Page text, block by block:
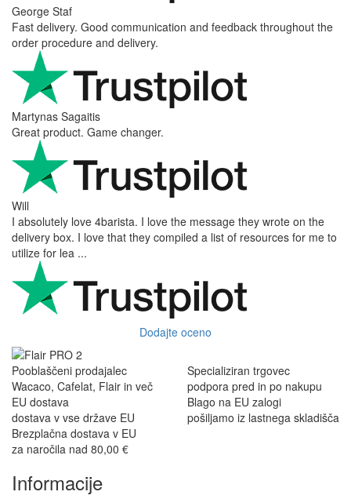
George Staf
Fast delivery. Good communication and feedback throughout the
order procedure and delivery.
Martynas Sagaitis
Great product. Game changer.
Will
I absolutely love 4barista. I love the message they wrote on the
delivery box. I love that they compiled a list of resources for me to
utilize for lea ...
Dodajte oceno
Pooblaščeni prodajalec
Wacaco, Cafelat, Flair in več
Specializiran trgovec
podpora pred in po nakupu
EU dostava
dostava v vse države EU
Blago na EU zalogi
pošiljamo iz lastnega skladišča
Brezplačna dostava v EU
za naročila nad 80,00 €
Informacije